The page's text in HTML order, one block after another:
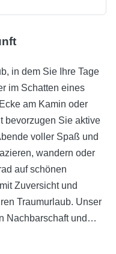
in dem Sie Ihre Tage
im Schatten eines
am Kamin oder
bevorzugen Sie aktive
voller Spaß und
wandern oder
auf schönen
Zuversicht und
Traumurlaub. Unser
Nachbarschaft und
Strände, Geschäfte).